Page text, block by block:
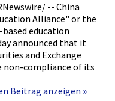
-- China
Alliance" or the
base­d education
announced that it
and Exchange
non-compli­ance of its
Beitrag anzeigen »